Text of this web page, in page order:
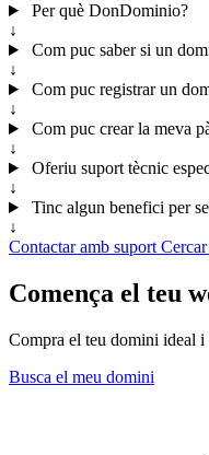
Per què DonDominio?
↓
Com puc saber si un
↓
Com puc registrar un
↓
Com puc crear la meva
↓
Oferiu suport tècnic
↓
Tinc algun benefici per
↓
Contactar amb suport
Comença el teu
Compra el teu domini ideal i
Busca el meu domini